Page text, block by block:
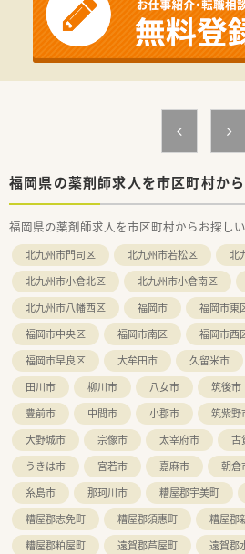
【職場環境と雰囲気】
■ベテランの薬剤師が多く在籍して
っても安心して相談できる環境です
■スタッフの平均年齢は40代半ば
■代表自身も薬剤師であり現場のこ
働きやすさへの配慮が行き届いてい
■ロボット調剤などの先端技術に触
門性を高めることができる環境です
通じて直接感謝の言葉をいただけま
■会社の成長とともに自身のキャリ
に参加する面白さを実感できます。
福岡県の薬剤師求人を市区町村か
福岡県の薬剤師求人を市区町村からお探しい
北九州市門司区 北九州市若松区
北
北九州市小倉北区
北九州市小倉南区
北九州市八幡西区
福岡市 福岡市東
福岡市中央区
福岡市南区 福岡市西
福岡市早良区
大牟田市 久留米市
田川市
柳川市 八女市 筑後市
豊前市
中間市 小郡市 筑紫野
大野城市
宗像市 太宰府市 古
うきは市
宮若市 嘉麻市 朝倉
糸島市
那珂川市 糟屋郡宇美町
糟屋郡志免町
糟屋郡須惠町 糟屋郡
糟屋郡粕屋町
遠賀郡芦屋町 遠賀郡